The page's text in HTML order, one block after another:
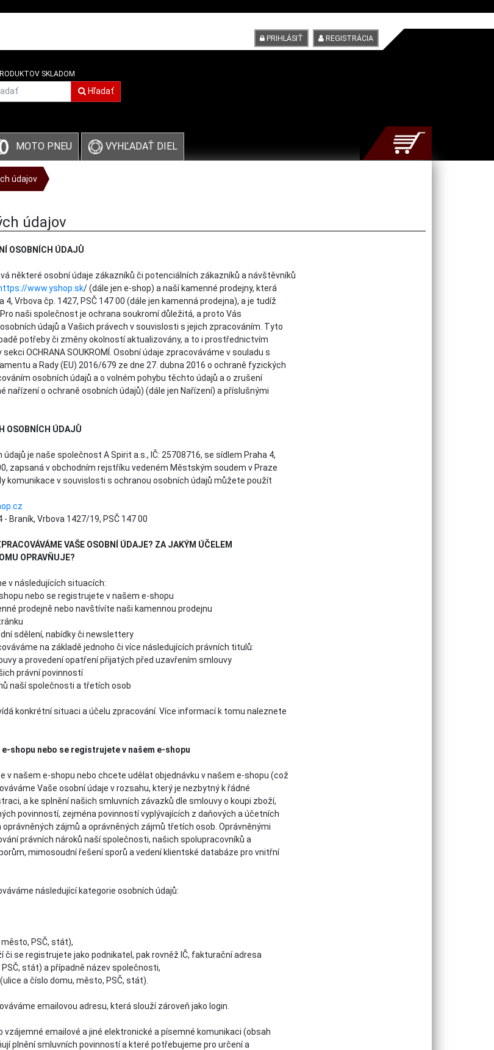
PRIHLÁSIŤ REGISTRÁCIA
SKLADOM
Hľadať
MOTO PNEU VYHĽADAŤ DIEL
údajov
údajov
OSOBNÍCH ÚDAJŮ
některé osobní údaje zákazníků či potenciálních zákazníků a návštěvníků
www.yshop.sk/ (dále jen e-shop) a naší kamenné prodejny, která
4, Vrbova čp. 1427, PSČ 147 00 (dále jen kamenná prodejna), a je tudíž
naši společnost je ochrana soukromí důležitá, a proto Vás
údajů a Vašich právech v souvislosti s jejich zpracováním. Tyto
potřeby či změny okolností aktualizovány, a to i prostřednictvím
OCHRANA SOUKROMÍ. Osobní údaje zpracováváme v souladu s
a Rady (EU) 2016/679 ze dne 27. dubna 2016 o ochraně fyzických
osobních údajů a o volném pohybu těchto údajů a o zrušení
nařízení o ochraně osobních údajů) (dále jen Nařízení) a příslušnými
OSOBNÍCH ÚDAJŮ
je naše společnost A Spirit a.s., IČ: 25708716, se sídlem Praha 4,
zapsaná v obchodním rejstříku vedeném Městským soudem v Praze
komunikace v souvislosti s ochranou osobních údajů můžete použít
Braník, Vrbova 1427/19, PSČ 147 00
VAŠE OSOBNÍ ÚDAJE? ZA JAKÝM ÚČELEM
OPRAVŇUJE?
v následujících situacích:
nebo se registrujete v našem e-shopu
prodejně nebo navštívíte naši kamennou prodejnu
sdělení, nabídky či newslettery
na základě jednoho či více následujících právních titulů:
a provedení opatření přijatých před uzavřením smlouvy
právní povinností
naší společnosti a třetích osob
konkrétní situaci a účelu zpracování. Více informací k tomu naleznete
e-shopu nebo se registrujete v našem e-shopu
v našem e-shopu nebo chcete udělat objednávku v našem e-shopu (což
Vaše osobní údaje v rozsahu, který je nezbytný k řádné
a ke splnění našich smluvních závazků dle smlouvy o koupi zboží,
povinností, zejména povinností vyplývajících z daňových a účetních
oprávněných zájmů a oprávněných zájmů třetích osob. Oprávněnými
právních nároků naší společnosti, našich spolupracovníků a
mimosoudní řešení sporů a vedení klientské databáze pro vnitřní
následující kategorie osobních údajů:
PSČ, stát),
či se registrujete jako podnikatel, pak rovněž IČ, fakturační adresa
stát) a případně název společnosti,
a číslo domu, město, PSČ, stát).
emailovou adresu, která slouží zároveň jako login.
vzájemné emailové a jiné elektronické a písemné komunikaci (obsah
plnění smluvních povinností a které potřebujeme pro určení a